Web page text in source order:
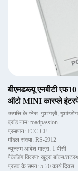
बीएमडब्ल्यू एनबीटी
ऑटो MINI कारप्ले
उत्पत्ति के प्लेस: गुआंगज़ौ, गुआंग्डोंग
ब्रांड नाम: roadpassion
प्रमाणन: FCC CE
मॉडल संख्या: RS-2912
न्यूनतम आदेश मात्रा: 1 पीसी
पैकेजिंग विवरण: खुदरा बॉक्स/
प्रसव के समय: 5-20 कार्य दिवस